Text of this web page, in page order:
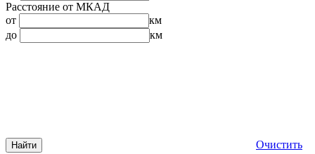
Расстояние от МКАД
от
км
до
км
Найти Очистить